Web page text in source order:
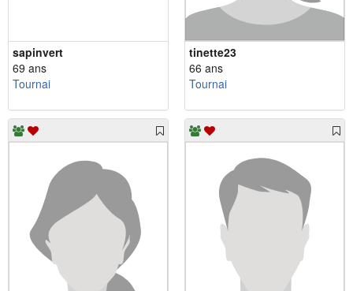
sapinvert
69 ans
Tournai
tinette23
66 ans
Tournai